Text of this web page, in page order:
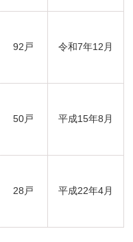
92戸 令和7年12月
50戸 平成15年8月
28戸 平成22年4月